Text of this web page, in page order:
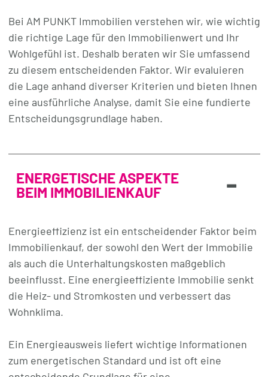
Bei AM PUNKT Immobilien verstehen wir, wie wichtig
die richtige Lage für den Immobilienwert und Ihr
Wohlgefühl ist. Deshalb beraten wir Sie umfassend
zu diesem entscheidenden Faktor. Wir evaluieren
die Lage anhand diverser Kriterien und bieten Ihnen
eine ausführliche Analyse, damit Sie eine fundierte
Entscheidungsgrundlage haben.
ENERGETISCHE ASPEKTE
BEIM IMMOBILIENKAUF
-
Energieeffizienz ist ein entscheidender Faktor beim
Immobilienkauf, der sowohl den Wert der Immobilie
als auch die Unterhaltungskosten maßgeblich
beeinflusst. Eine energieeffiziente Immobilie senkt
die Heiz- und Stromkosten und verbessert das
Wohnklima.
Ein Energieausweis liefert wichtige Informationen
zum energetischen Standard und ist oft eine